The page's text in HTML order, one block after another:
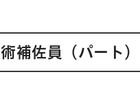
補佐員（パート